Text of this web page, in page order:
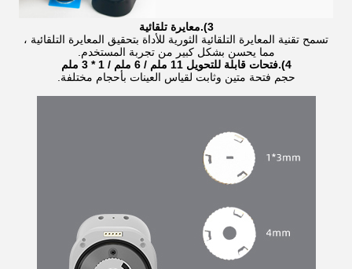
3).معايرة تلقائية
تسمح تقنية المعايرة التلقائية الثورية للأداة بتحقيق المعايرة التلقائية ،
مما يحسن بشكل كبير من تجربة المستخدم.
4).فتحات قابلة للتحويل 11 ملم / 6 ملم / 1 * 3 ملم
حجم فتحة متين وثابت لقياس العينات بأحجام مختلفة.